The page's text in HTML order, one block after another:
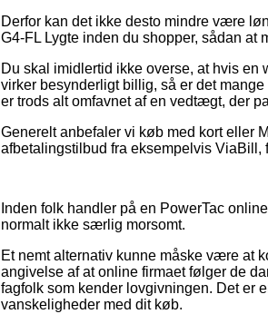
Derfor kan det ikke desto mindre være
G4-FL Lygte inden du shopper, sådan at
Du skal imidlertid ikke overse, at hvis en
virker besynderligt billig, så er det
er trods alt omfavnet af en vedtægt, der
Generelt anbefaler vi køb med kort eller
afbetalingstilbud fra eksempelvis ViaBill,
Inden folk handler på en PowerTac
normalt ikke særlig morsomt.
Et nemt alternativ kunne måske være at
angivelse af at online firmaet følger de
fagfolk som kender lovgivningen. Det er
vanskeligheder med dit køb.